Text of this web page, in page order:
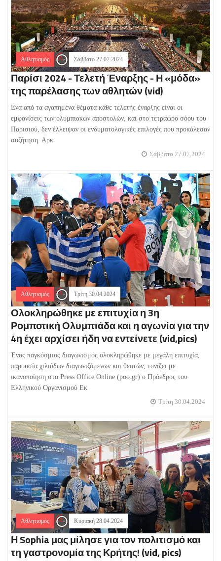
Αθλητισμός Σάββατο 27.07.2024
Παρίσι 2024 - Τελετή Έναρξης - Η «μόδα»
της παρέλασης των αθλητών (vid)
Ενα από τα αγαπημένα θέματα κάθε τελετής έναρξης είναι οι
εμφανίσεις των ολυμπιακών αποστολών, και στο τετράωρο σόου του
Παρισιού, δεν έλλειψαν οι ενδυματολογικές επιλογές που προκάλεσαν
συζήτηση. Αρκ
Σάββατο 27.07.2024
Αθλητισμός Τρίτη 30.04.2024
Ολοκληρώθηκε με επιτυχία η 3η
Ρομποτική Ολυμπιάδα και η αγωνία για την
4η έχει αρχίσει ήδη να εντείνετε (vid,pics)
Ένας παγκόσμιος διαγωνισμός ολοκληρώθηκε με μεγάλη επιτυχία,
παρουσία χιλιάδων διαγωνιζόμενων και θεατών, τονίζει με
ικανοποίηση στο Press Office Online (poo.gr) ο Πρόεδρος του
Ελληνικού Οργανισμού Εκ
Τρίτη 30.04.2024
Αθλητισμός Κυριακή 28.04.2024
Η Sophia μας μίλησε για τον πολιτισμό και
τη γαστρονομία της Κρήτης! (vid, pics)